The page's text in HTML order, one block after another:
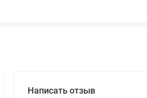
Написать отзыв